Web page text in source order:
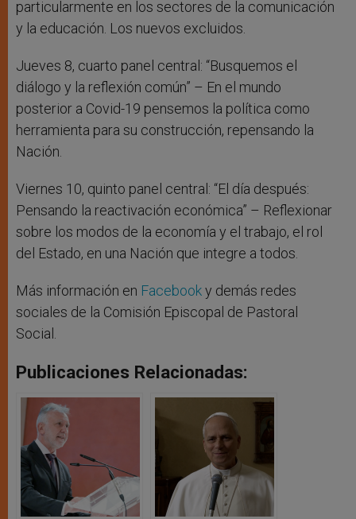
particularmente en los sectores de la comunicación
y la educación. Los nuevos excluidos.
Jueves 8, cuarto panel central: “Busquemos el
diálogo y la reflexión común” – En el mundo
posterior a Covid-19 pensemos la política como
herramienta para su construcción, repensando la
Nación.
Viernes 10, quinto panel central: “El día después:
Pensando la reactivación económica” – Reflexionar
sobre los modos de la economía y el trabajo, el rol
del Estado, en una Nación que integre a todos.
Más información en Facebooky demás redes
sociales de la Comisión Episcopal de Pastoral
Social.
Publicaciones Relacionadas: